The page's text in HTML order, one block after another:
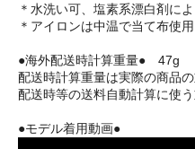
＊水洗い可、塩素系漂白剤に
＊アイロンは中温で当て布使
●海外配送時計算重量● 47g
配送時計算重量は実際の商品
配送時等の送料自動計算に使う
●モデル着用動画●